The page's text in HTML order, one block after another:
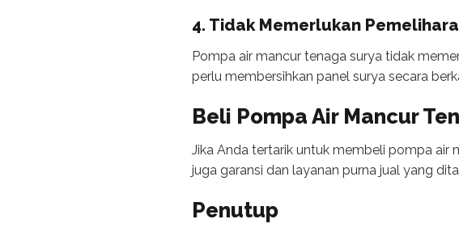
4. Tidak Memerlukan
Pompa air mancur tenaga surya tidak
perlu membersihkan panel surya secara
Beli Pompa Air Mancur
Jika Anda tertarik untuk membeli pompa air
juga garansi dan layanan purna jual yang
Penutup